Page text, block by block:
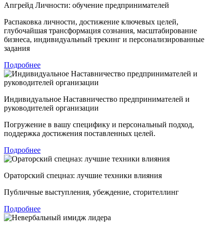
Апгрейд Личности: обучение предпринимателей
Распаковка личности, достижение ключевых целей,
глубочайшая трансформация сознания, масштабирование
бизнеса, индивидуальный трекинг и персонализированные
задания
Подробнее
Индивидуальное Наставничество предпринимателей и
руководителей организации
Погружение в вашу специфику и персональный подход,
поддержка достижения поставленных целей.
Подробнее
Ораторский спецназ: лучшие техники влияния
Публичные выступления, убеждение, сторителлинг
Подробнее